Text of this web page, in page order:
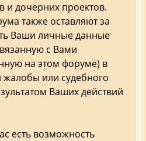
и дочерних проектов.
также оставляют за
Ваши личные данные
с Вами
на этом форуме) в
или судебного
Ваших действий
есть возможность